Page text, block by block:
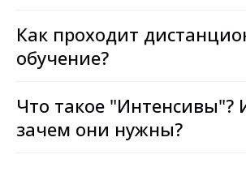
Как проходит
обучение?
Что такое "Интенсивы"?
зачем они нужны?